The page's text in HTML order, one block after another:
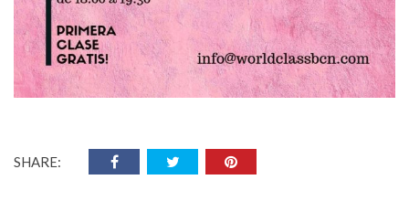
SHARE: